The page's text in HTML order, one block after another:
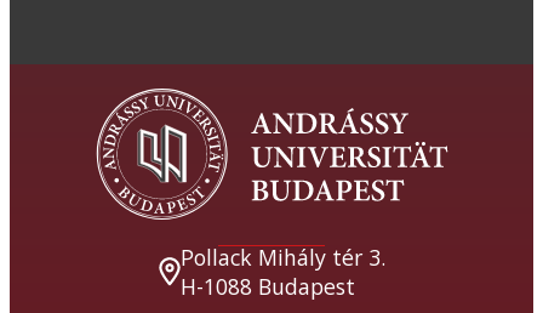
Pollack Mihály tér 3.
H-1088 Budapest